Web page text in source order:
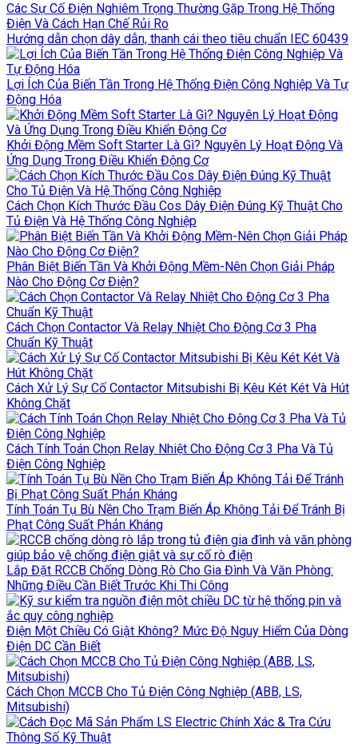
Các Sự Cố Điện Nghiêm Trọng Thường Gặp Trong Hệ Thống
Điện Và Cách Hạn Chế Rủi Ro
Hướng dẫn chọn dây dẫn, thanh cái theo tiêu chuẩn IEC 60439
Lợi Ích Của Biến Tần Trong Hệ Thống Điện Công Nghiệp Và Tự
Động Hóa
Khởi Động Mềm Soft Starter Là Gì? Nguyên Lý Hoạt Động Và
Ứng Dụng Trong Điều Khiển Động Cơ
Cách Chọn Kích Thước Đầu Cos Dây Điện Đúng Kỹ Thuật Cho
Tủ Điện Và Hệ Thống Công Nghiệp
Phân Biệt Biến Tần Và Khởi Động Mềm-Nên Chọn Giải Pháp
Nào Cho Động Cơ Điện?
Cách Chọn Contactor Và Relay Nhiệt Cho Động Cơ 3 Pha
Chuẩn Kỹ Thuật
Cách Xử Lý Sự Cố Contactor Mitsubishi Bị Kêu Két Két Và Hút
Không Chặt
Cách Tính Toán Chọn Relay Nhiệt Cho Động Cơ 3 Pha Và Tủ
Điện Công Nghiệp
Tính Toán Tụ Bù Nền Cho Trạm Biến Áp Không Tải Để Tránh Bị
Phạt Công Suất Phản Kháng
Lắp Đặt RCCB Chống Dòng Rò Cho Gia Đình Và Văn Phòng:
Những Điều Cần Biết Trước Khi Thi Công
Điện Một Chiều Có Giật Không? Mức Độ Nguy Hiểm Của Dòng
Điện DC Cần Biết
Cách Chọn MCCB Cho Tủ Điện Công Nghiệp (ABB, LS,
Mitsubishi)